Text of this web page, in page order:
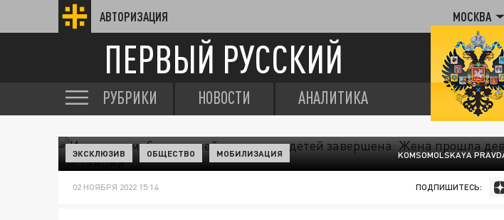
АВТОРИЗАЦИЯ МОСКВА
ПЕРВЫЙ РУССКИЙ
РУБРИКИ НОВОСТИ АНАЛИТИКА
KOMSOMOLSKAYA
ЭКСКЛЮЗИВ ОБЩЕСТВО МОБИЛИЗАЦИЯ
02 НОЯБРЯ 2022 15:14 ПОДПИШИТЕСЬ: